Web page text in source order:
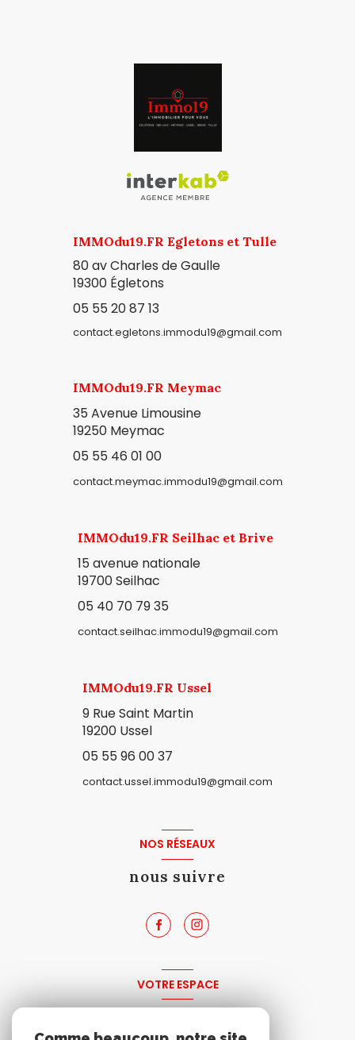
IMMOdu19.FR Egletons et Tulle
80 av Charles de Gaulle
19300 Égletons
05 55 20 87 13
contact.egletons.immodu19@gmail.com
IMMOdu19.FR Meymac
35 Avenue Limousine
19250 Meymac
05 55 46 01 00
contact.meymac.immodu19@gmail.com
IMMOdu19.FR Seilhac et Brive
15 avenue nationale
19700 Seilhac
05 40 70 79 35
contact.seilhac.immodu19@gmail.com
IMMOdu19.FR Ussel
9 Rue Saint Martin
19200 Ussel
05 55 96 00 37
contact.ussel.immodu19@gmail.com
NOS RÉSEAUX
nous suivre
VOTRE ESPACE